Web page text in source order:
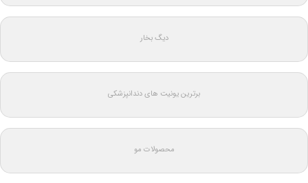
دیگ بخار
برترین یونیت های دندانپزشکی
محصولات مو